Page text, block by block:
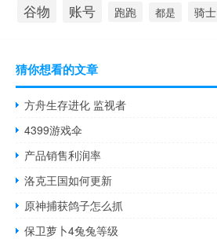
谷物 账号 跑跑 都是 骑士
猜你想看的文章
方舟生存进化 监视者
4399游戏伞
产品销售利润率
洛克王国如何更新
原神捕获鸽子怎么抓
保卫萝卜4兔兔等级